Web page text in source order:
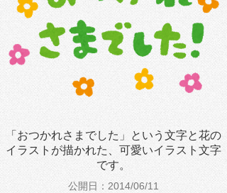
「おつかれさまでした」という文字と花の
イラストが描かれた、可愛いイラスト文字
です。
公開日：2014/06/11